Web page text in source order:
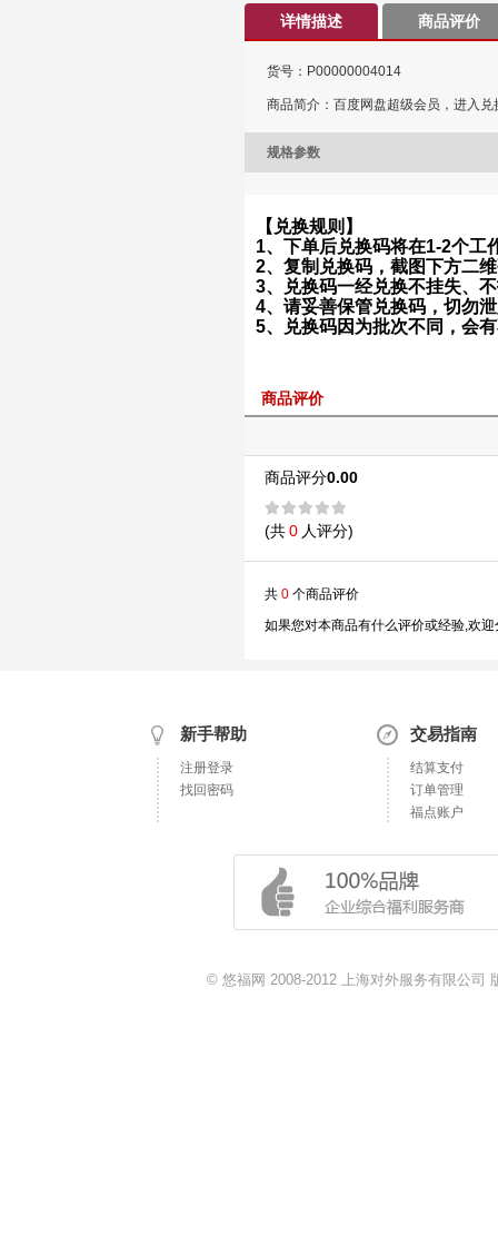
详情描述 商品评价
货号：P00000004014
商品简介：百度网盘超级会员，进入
规格参数
【兑换规则】
1、下单后兑换码将在1-2个工
2、复制兑换码，截图下方二
3、兑换码一经兑换不挂失、
4、请妥善保管兑换码，切勿
5、兑换码因为批次不同，会
商品评价
商品评分0.00
(共0 人评分)
共 0 个商品评价
如果您对本商品有什么评价或经验,欢迎
新手帮助
注册登录
找回密码
交易指南
结算支付
订单管理
福点账户
© 悠福网 2008-2012 上海对外服务有限公司